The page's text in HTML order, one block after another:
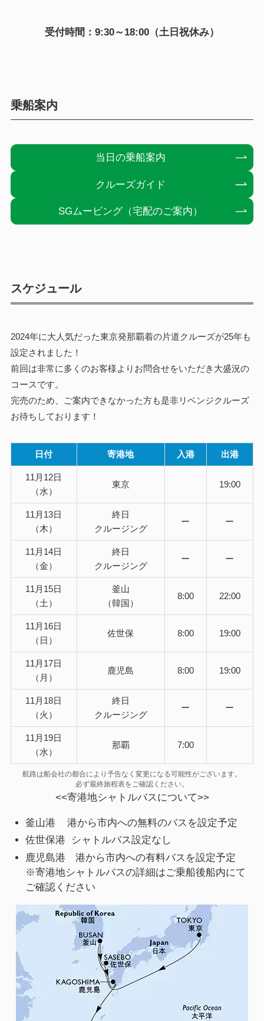
受付時間：9:30～18:00（土日祝休み）
乗船案内
当日の乗船案内
クルーズガイド
SGムービング（宅配のご案内）
スケジュール
2024年に大人気だった東京発那覇着の片道クルーズが25年も
設定されました！
前回は非常に多くのお客様よりお問合せをいただき大盛況の
コースです。
完売のため、ご案内できなかった方も是非リベンジクルーズ
お待ちしております！
日付 寄港地 入港 出港
11月12日
（水）
東京 19:00
11月13日
（木）
終日
クルージング
ー ー
11月14日
（金）
終日
クルージング
ー ー
11月15日
（土）
釜山
（韓国）
8:00 22:00
11月16日
（日）
佐世保 8:00 19:00
11月17日
（月）
鹿児島 8:00 19:00
11月18日
（火）
終日
クルージング
ー ー
11月19日
（水）
那覇 7:00
航路は船会社の都合により予告なく変更になる可能性がございます。
必ず最終旅程表をご確認ください。
<<寄港地シャトルバスについて>>
釜山港 港から市内への無料のバスを設定予定
佐世保港 シャトルバス設定なし
鹿児島港 港から市内への有料バスを設定予定
※寄港地シャトルバスの詳細はご乗船後船内にて
ご確認ください